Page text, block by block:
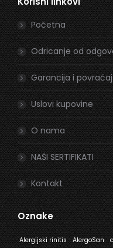
opens
in
new
window
opens
in
new
window
Početna
Odricanje od
Garancija i
Uslovi kupovine
O nama
NAŠI SERTIFIKATI
Kontakt
Oznake
Alergijski rinitis AlergoSan